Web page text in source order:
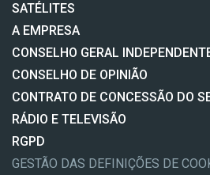
SATÉLITES
A EMPRESA
CONSELHO GERAL
CONSELHO DE OPINIÃO
CONTRATO DE CONCESSÃO DO
RÁDIO E TELEVISÃO
RGPD
GESTÃO DAS DEFINIÇÕES DE